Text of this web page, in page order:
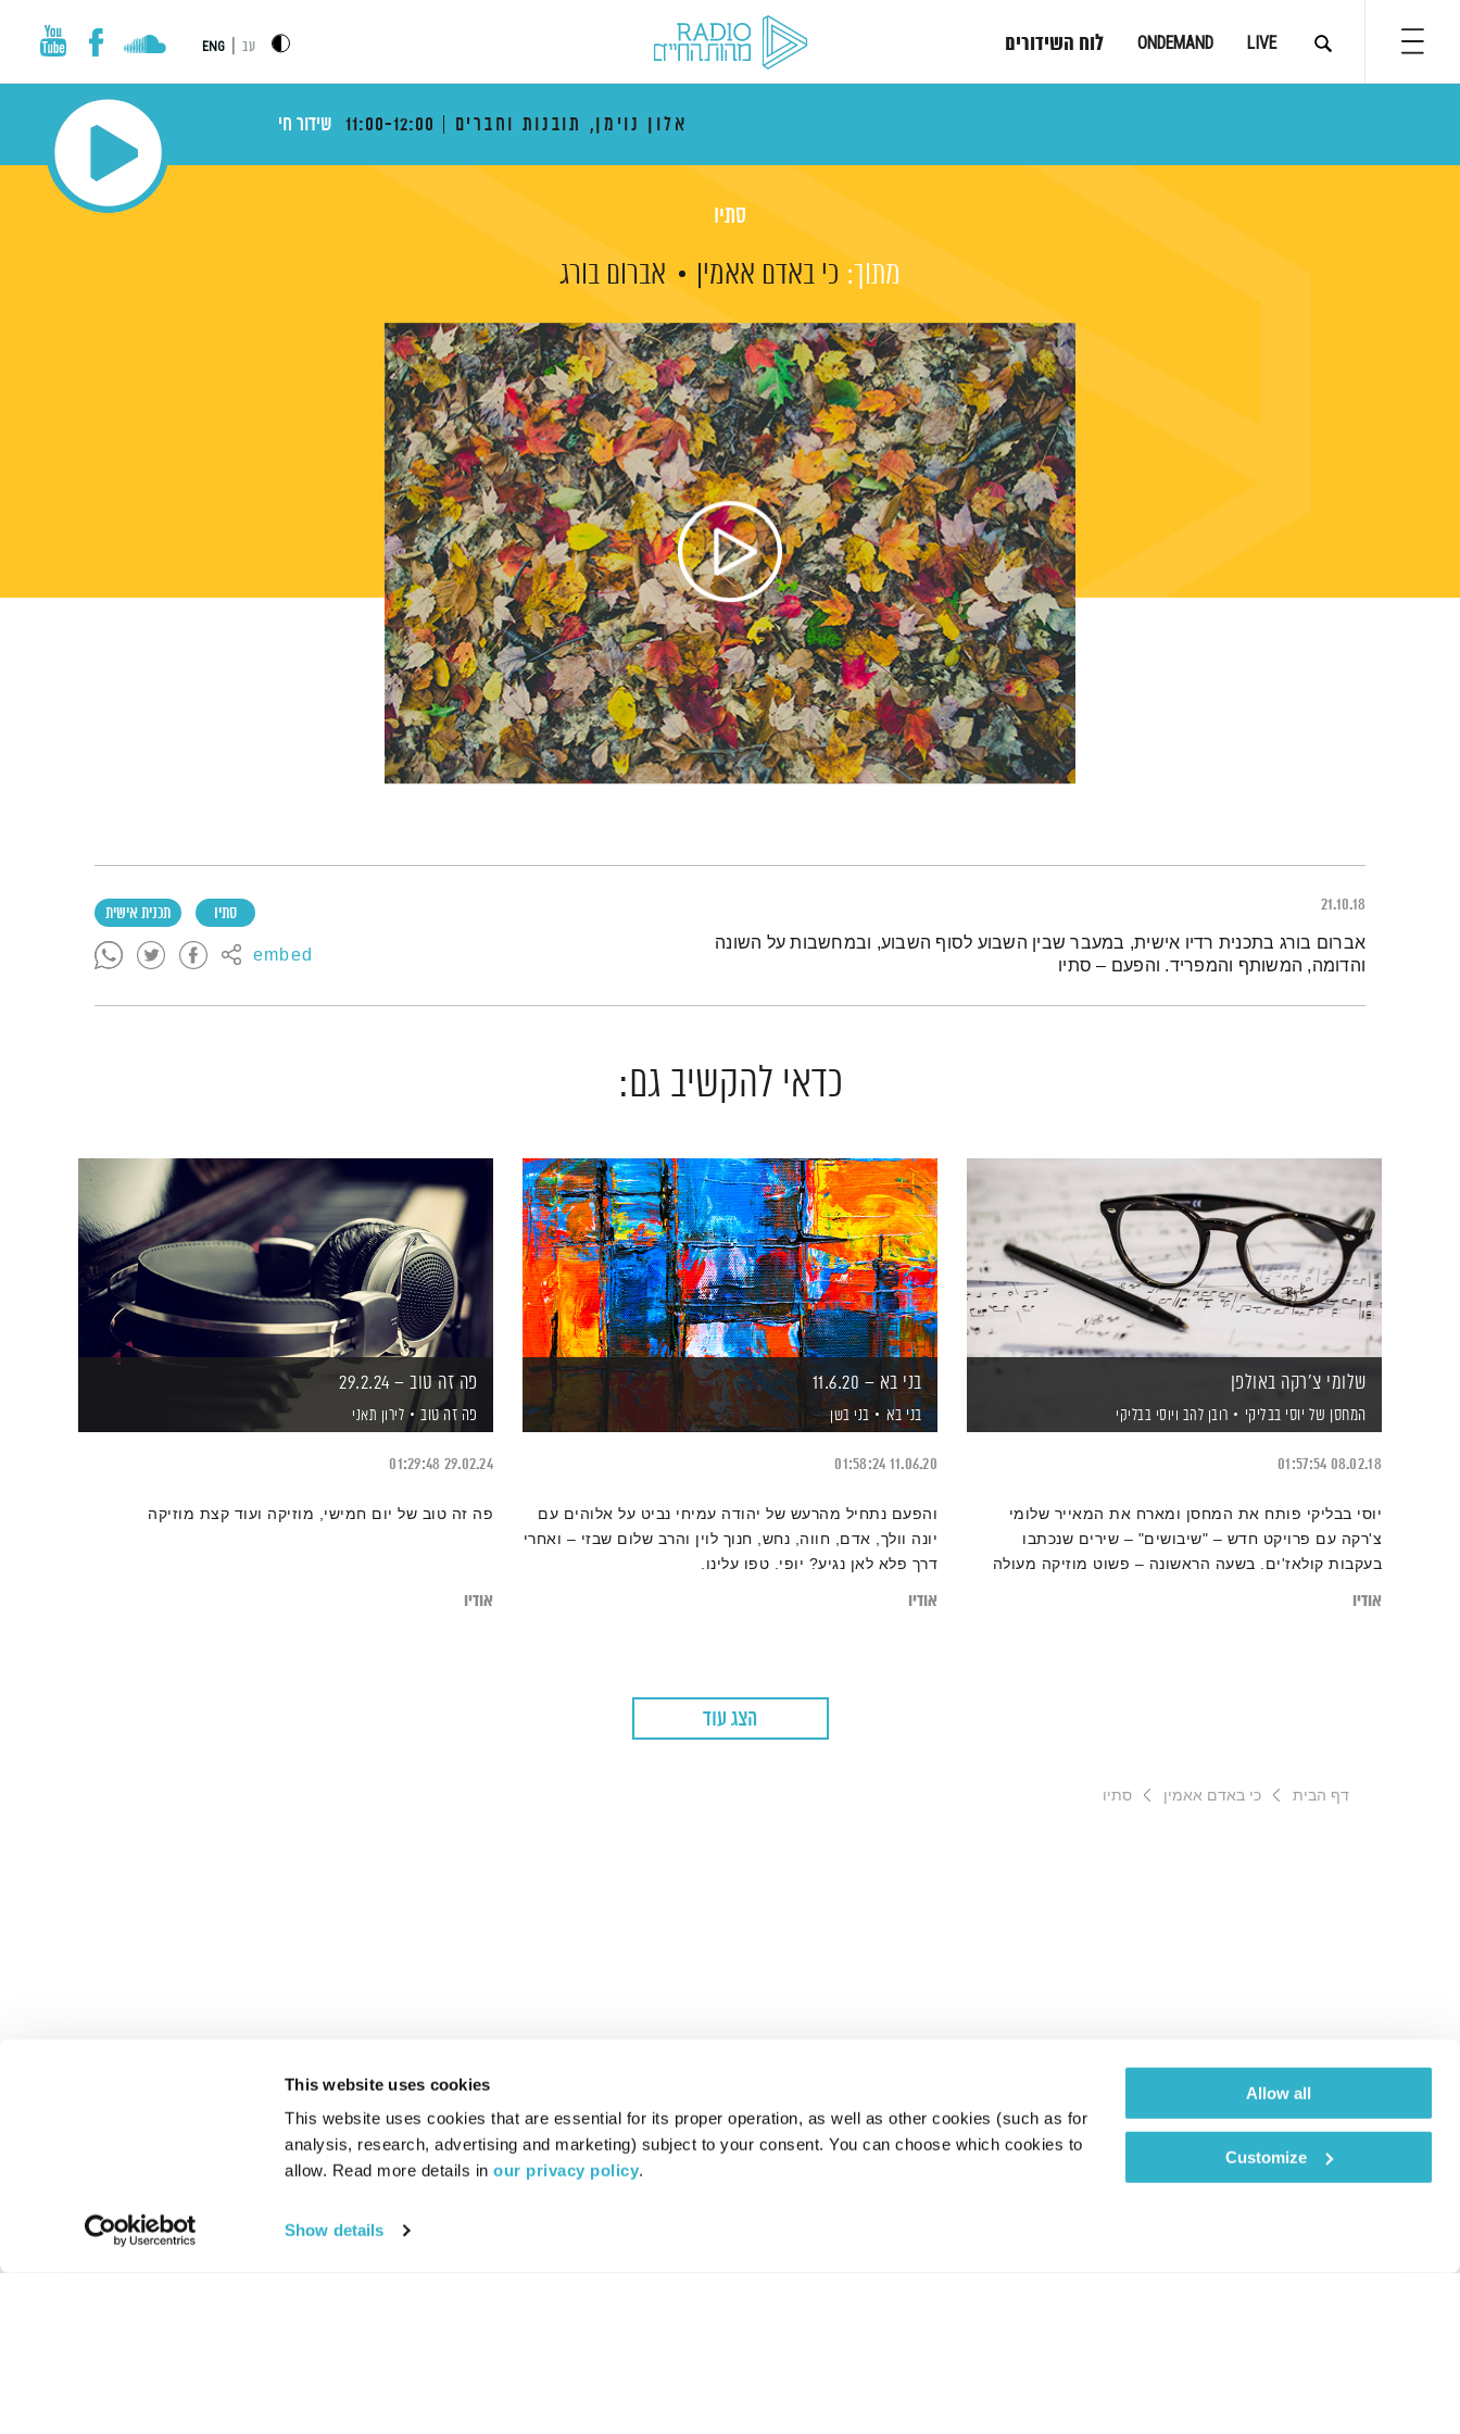
This website uses cookies
This website uses cookies that are essential for its proper operation, as well as other cookies (such as for
analysis, research, advertising and marketing) subject to your consent. You can choose which cookies to
allow. Read more details in our privacy policy.
Show details
Allow all
Customize
LIVE
ONDEMAND לוח השידורים עב ENG
אלון נוימן, תובנות וחברים 11:00-12:00 שידור חי
סתיו
מתוך: כי באדם אאמין אברום בורג
21.10.18 סתיו תכנית אישית
embed תמצית הפודקאסט
אברום בורג בתכנית רדיו אישית, במעבר שבין השבוע לסוף השבוע, ובמחשבות על השונה
והדומה, המשותף והמפריד. והפעם – סתיו
כדאי להקשיב גם:
שלומי צ'רקה באולפן
המחסן של יוסי בבליקי רובן להב ויוסי בבליקי
08.02.18
01:57:54
יוסי בבליקי פותח את המחסן ומארח את המאייר שלומי
צ'רקה עם פרויקט חדש – "שיבושים" – שירים שנכתבו
בעקבות קולאז'ים. בשעה הראשונה – פשוט מוזיקה מעולה
אודיו
בני בא – 11.6.20
בני בא בני בשן
11.06.20
01:58:24
והפעם נתחיל מהרעש של יהודה עמיחי נביט על אלוהים עם
יונה וולך, אדם, חווה, נחש, חנוך לוין והרב שלום שבזי – ואחרי
דרך פלא לאן נגיע? יופי. טפו עלינו.
אודיו
פה זה טוב – 29.2.24
פה זה טוב לירון תאני
29.02.24
01:29:48
פה זה טוב של יום חמישי, מוזיקה ועוד קצת מוזיקה
אודיו
הצג עוד
דף הבית כי באדם אאמין סתיו